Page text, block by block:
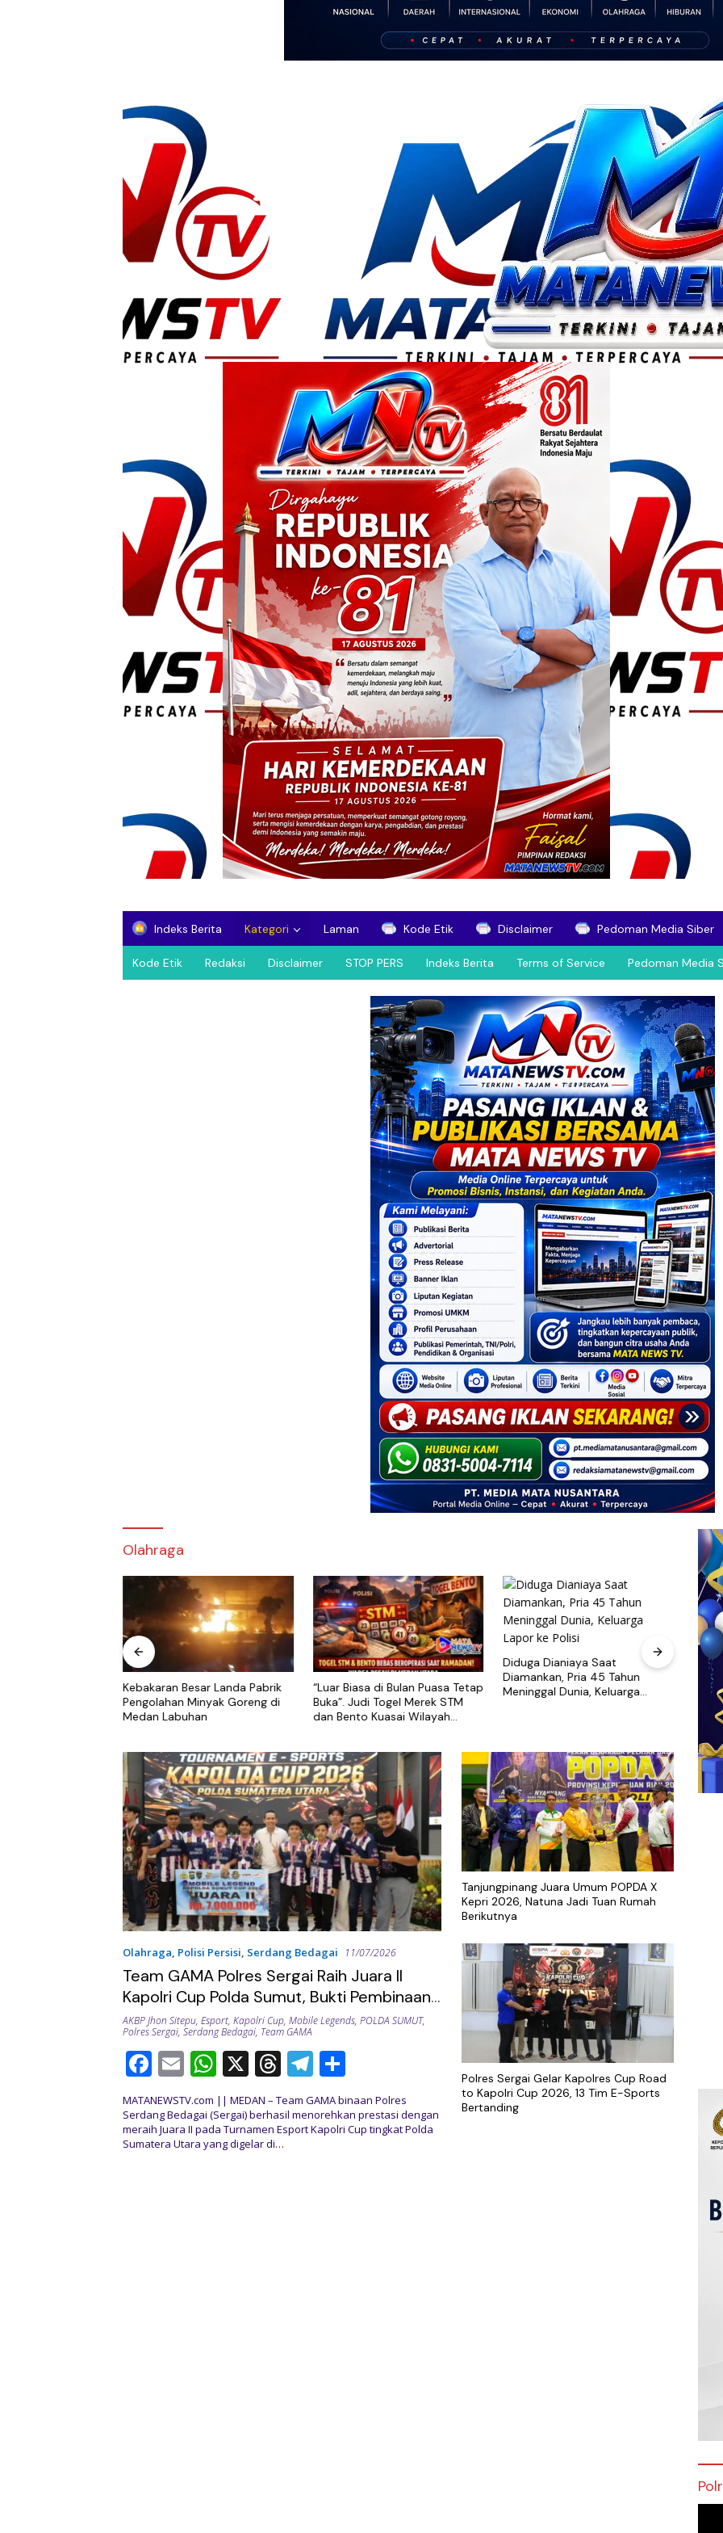
Indeks Berita Kategori Laman Kode Etik Disclaimer Pedoman Media Siber
Kode Etik Redaksi Disclaimer STOP PERS Indeks Berita Terms of Service Pedoman Media
Olahraga
Kebakaran Besar Landa Pabrik
Pengolahan Minyak Goreng di
Medan Labuhan
“Luar Biasa di Bulan Puasa Tetap
Buka”. Judi Togel Merek STM
dan Bento Kuasai Wilayah
Diduga Dianiaya Saat
Diamankan, Pria 45 Tahun
Meninggal Dunia, Keluarga
Cari
Olahraga, Polisi Persisi, Serdang Bedagai 11/07/2026
Team GAMA Polres Sergai Raih Juara II
Kapolri Cup Polda Sumut, Bukti Pembinaan
Esport Berbuah Prestasi
AKBP Jhon Sitepu, Esport, Kapolri Cup, Mobile Legends, POLDA SUMUT,
Polres Sergai, Serdang Bedagai, Team GAMA
F
ac
e
b
E
m
ai
l
W
h
at
s
X T
h
re
a
T
el
e
gr
h
ar
e
MATANEWSTV.com || MEDAN – Team GAMA binaan Polres
Serdang Bedagai (Sergai) berhasil menorehkan prestasi dengan
meraih Juara II pada Turnamen Esport Kapolri Cup tingkat Polda
Sumatera Utara yang digelar di…
Tanjungpinang Juara Umum POPDA X
Kepri 2026, Natuna Jadi Tuan Rumah
Berikutnya
Polres Sergai Gelar Kapolres Cup Road
to Kapolri Cup 2026, 13 Tim E-Sports
Bertanding